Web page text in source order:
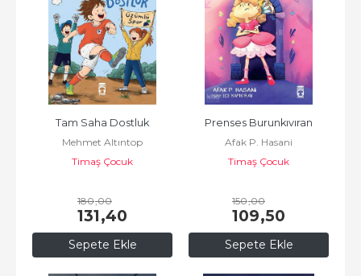
Sepete Ekle
Tam Saha Dostluk
Mehmet Altıntop
Timaş Çocuk
180,00
131,40
Sepete Ekle
Prenses Burunkıvıran
Afak P. Hasani
Timaş Çocuk
150,00
109,50